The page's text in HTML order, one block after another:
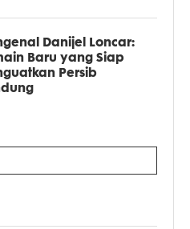
Danijel Loncar:
Baru yang Siap
Persib